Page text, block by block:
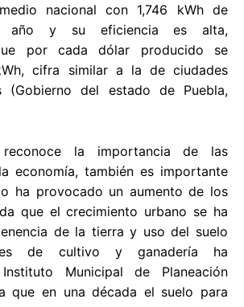
nacional con 1,746 kWh de
año y su eficiencia es alta,
por cada dólar producido se
cifra similar a la de ciudades
(Gobierno del estado de Puebla,
la importancia de las
economía, también es importante
ha provocado un aumento de los
que el crecimiento urbano se ha
de la tierra y uso del suelo
de cultivo y ganadería ha
Municipal de Planeación
que en una década el suelo para